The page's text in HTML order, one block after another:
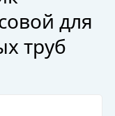
для
труб